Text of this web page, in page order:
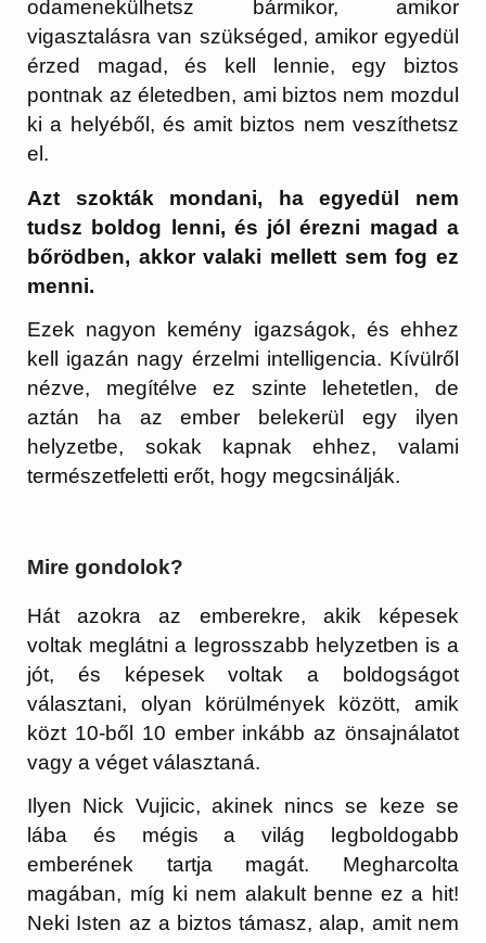
odamenekülhetsz bármikor, amikor
vigasztalásra van szükséged, amikor egyedül
érzed magad, és kell lennie, egy biztos
pontnak az életedben, ami biztos nem mozdul
ki a helyéből, és amit biztos nem veszíthetsz
el.
Azt szokták mondani, ha egyedül nem
tudsz boldog lenni, és jól érezni magad a
bőrödben, akkor valaki mellett sem fog ez
menni.
Ezek nagyon kemény igazságok, és ehhez
kell igazán nagy érzelmi intelligencia. Kívülről
nézve, megítélve ez szinte lehetetlen, de
aztán ha az ember belekerül egy ilyen
helyzetbe, sokak kapnak ehhez, valami
természetfeletti erőt, hogy megcsinálják.
Mire gondolok?
Hát azokra az emberekre, akik képesek
voltak meglátni a legrosszabb helyzetben is a
jót, és képesek voltak a boldogságot
választani, olyan körülmények között, amik
közt 10-ből 10 ember inkább az önsajnálatot
vagy a véget választaná.
Ilyen Nick Vujicic, akinek nincs se keze se
lába és mégis a világ legboldogabb
emberének tartja magát. Megharcolta
magában, míg ki nem alakult benne ez a hit!
Neki Isten az a biztos támasz, alap, amit nem